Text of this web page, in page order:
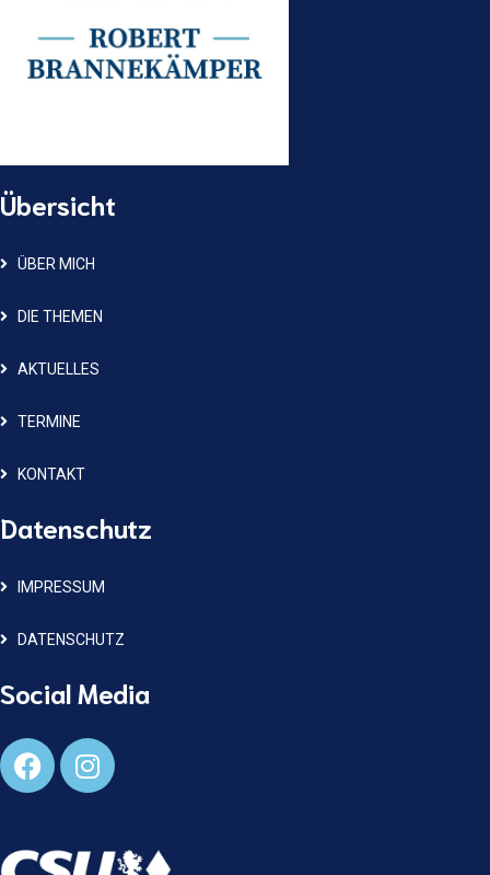
Übersicht
ÜBER MICH
DIE THEMEN
AKTUELLES
TERMINE
KONTAKT
Datenschutz
IMPRESSUM
DATENSCHUTZ
Social Media